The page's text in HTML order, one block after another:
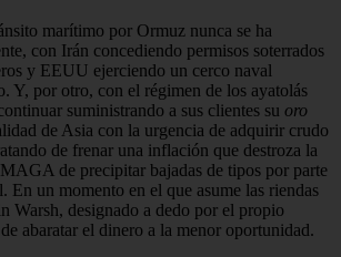
marítimo por Ormuz nunca se ha
con Irán concediendo permisos soterrados
y EEUU ejerciendo un cerco naval
Y, por otro, con el régimen de los ayatolás
suministrando a sus clientes su oro
de Asia con la urgencia de adquirir crudo
de frenar una inflación que destroza la
de precipitar bajadas de tipos por parte
En un momento en el que asume las riendas
Warsh, designado a dedo por el propio
abaratar el dinero a la menor oportunidad.